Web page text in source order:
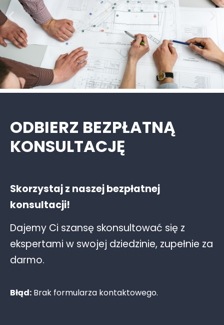
ODBIERZ BEZPŁATNĄ
KONSULTACJĘ
Skorzystaj z naszej bezpłatnej
konsultacji!
Dajemy Ci szansę skonsultować się z
ekspertami w swojej dziedzinie, zupełnie za
darmo.
Błąd: Brak formularza kontaktowego.